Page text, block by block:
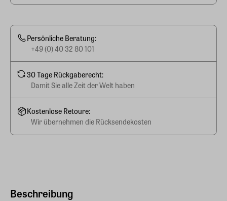
Beschreibung
Persönliche Beratung:
+49 (0) 40 32 80 101
30 Tage Rückgaberecht:
Damit Sie alle Zeit der Welt haben
Kostenlose Retoure:
Wir übernehmen die Rücksendekosten